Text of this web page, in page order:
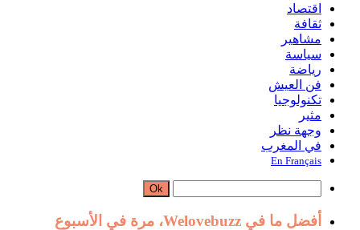
اقتصاد
ثقافة
مشاهير
سياسة
رياضة
فن العيش
تكنولوجيا
مثير
وجهة نظر
في المغرب
En Français
Ok
أفضل ما في Welovebuzz، مرة في الأسبوع